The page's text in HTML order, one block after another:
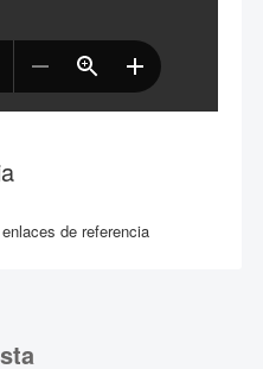
de referencia